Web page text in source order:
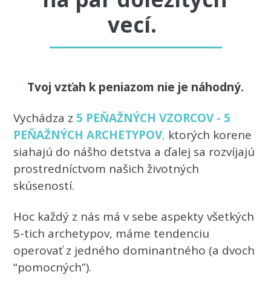
vecí.
Tvoj vzťah k peniazom nie je náhodný.
Vychádza z 5 PEŇAŽNÝCH VZORCOV - 5
PEŇAŽNÝCH ARCHETYPOV, ktorých korene
siahajú do nášho detstva a ďalej sa rozvíjajú
prostredníctvom našich životných
skúseností.
Hoc každý z nás má v sebe aspekty všetkých
5-tich archetypov, máme tendenciu
operovať z jedného dominantného (a dvoch
“pomocných”).